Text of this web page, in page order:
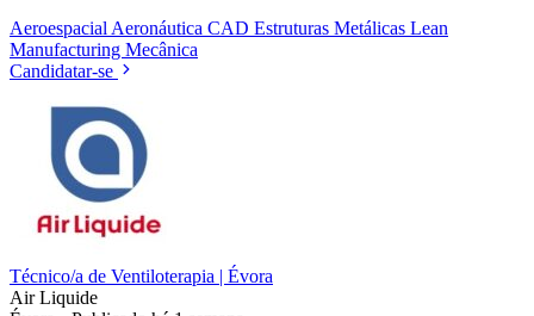
Aeroespacial Aeronáutica CAD Estruturas Metálicas Lean
Manufacturing Mecânica
Candidatar-se
Técnico/a de Ventiloterapia | Évora
Air Liquide